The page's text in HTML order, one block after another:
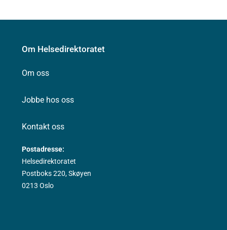
Om Helsedirektoratet
Om oss
Jobbe hos oss
Kontakt oss
Postadresse:
Helsedirektoratet
Postboks 220, Skøyen
0213 Oslo